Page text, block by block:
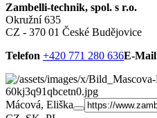
Zambelli-technik, spol. s r.o.
Okružní 635
CZ - 370 01 České Budějovice
Telefon +420 771 280 636E-Mail
Mácová, Eliška